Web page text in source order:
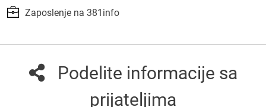
Zaposlenje na 381info
Podelite informacije sa
prijateljima